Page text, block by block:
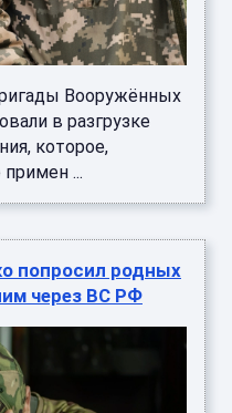
Вооружённых
в разгрузке
которое,
...
попросил родных
через ВС РФ